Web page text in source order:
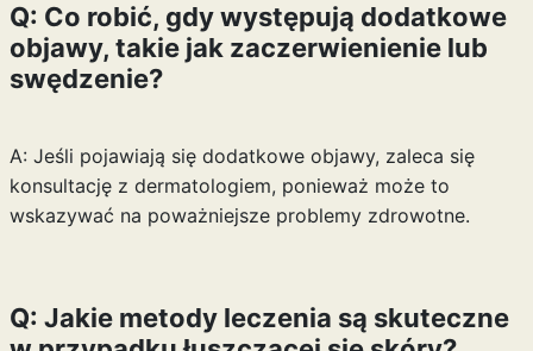
Q: Co robić, gdy występują dodatkowe
objawy, takie jak zaczerwienienie lub
swędzenie?
A: Jeśli pojawiają się dodatkowe objawy, zaleca się
konsultację z dermatologiem, ponieważ może to
wskazywać na poważniejsze problemy zdrowotne.
Q: Jakie metody leczenia są skuteczne